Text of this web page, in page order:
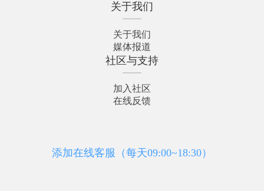
关于我们
关于我们
媒体报道
社区与支持
加入社区
在线反馈
添加在线客服（每天09:00~18:30）